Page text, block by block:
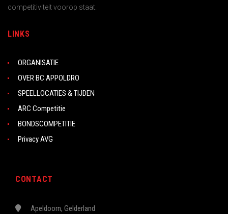
competitiviteit voorop staat.
LINKS
ORGANISATIE
OVER BC APPOLDRO
SPEELLOCATIES & TIJDEN
ARC Competitie
BONDSCOMPETITIE
Privacy AVG
CONTACT
Apeldoorn, Gelderland